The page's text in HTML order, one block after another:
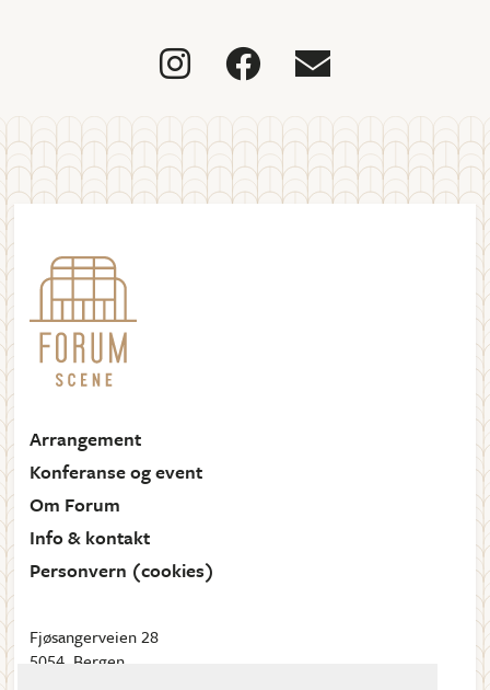
  
Arrangement
Konferanse og event
Om Forum
Info & kontakt
Personvern (cookies)
Fjøsangerveien 28
5054, Bergen